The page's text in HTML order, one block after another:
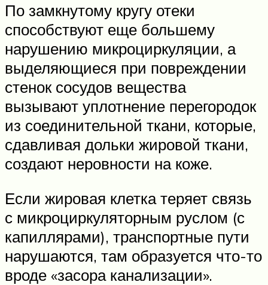
По замкнутому кругу отеки
способствуют еще большему
нарушению микроциркуляции, а
выделяющиеся при повреждении
стенок сосудов вещества
вызывают уплотнение перегородок
из соединительной ткани, которые,
сдавливая дольки жировой ткани,
создают неровности на коже.
Если жировая клетка теряет связь
с микроциркуляторным руслом (с
капиллярами), транспортные пути
нарушаются, там образуется что-то
вроде «засора канализации».